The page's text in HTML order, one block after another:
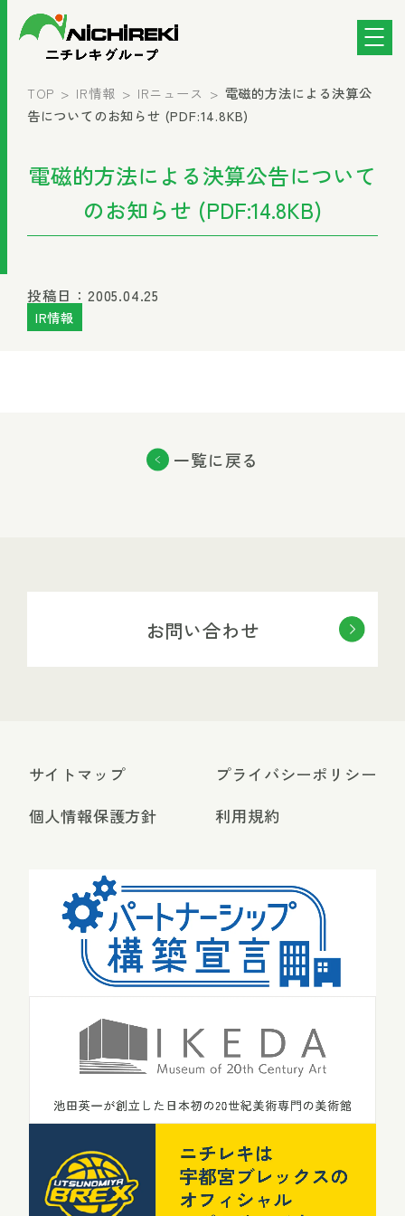
TOP IR情報 IRニュース
電磁的方法による決算公
告についてのお知らせ (PDF:14.8KB)
電磁的方法による決算公告について
のお知らせ (PDF:14.8KB)
投稿日：2005.04.25
IR情報
一覧に戻る
お問い合わせ
サイトマップ
個人情報保護方針
プライバシーポリシー
利用規約